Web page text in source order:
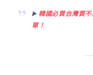
▶️ 韓國必買台灣買
單！